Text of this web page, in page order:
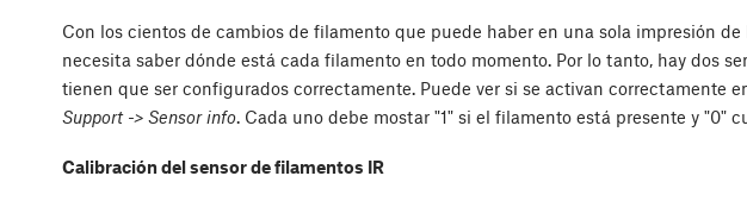
Con los cientos de cambios de filamento que puede haber en una sola impresión de
necesita saber dónde está cada filamento en todo momento. Por lo tanto, hay dos
tienen que ser configurados correctamente. Puede ver si se activan correctamente
Support -> Sensor info. Cada uno debe mostar "1" si el filamento está presente y "0"
Calibración del sensor de filamentos IR